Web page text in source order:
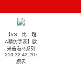
【VS一比一超
A精仿手表】欧
米茄海马系列
210.32.42.20.03.001
腕表